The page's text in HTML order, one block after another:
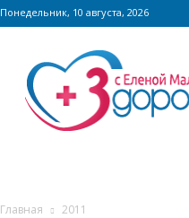
Понедельник, 10 августа, 2026
Сайт
zdorovieinfo.ru
крупнейший
медицинский
Главная 2011